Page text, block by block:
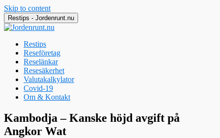
Skip to content
Restips - Jordenrunt.nu
Restips
Reseföretag
Reselänkar
Resesäkerhet
Valutakalkylator
Covid-19
Om & Kontakt
Jordenrunt.nu
Tusen Restips från hela världen
Kambodja – Kanske höjd avgift på
Angkor Wat